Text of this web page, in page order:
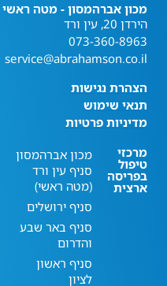
מכון אברהמסון - מטה ראשי
הירדן 20, עין ורד
073-360-8963
service@abrahamson.co.il
הצהרת נגישות
תנאי שימוש
מדיניות פרטיות
מרכזי
טיפול
בפריסה
ארצית
מכון אברהמסון
סניף עין ורד
(מטה ראשי)
סניף ירושלים
סניף באר שבע
והדרום
סניף ראשון
לציון